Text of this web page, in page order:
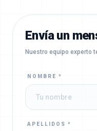
Envía un
Nuestro equipo experto
NOMBRE *
APELLIDOS *